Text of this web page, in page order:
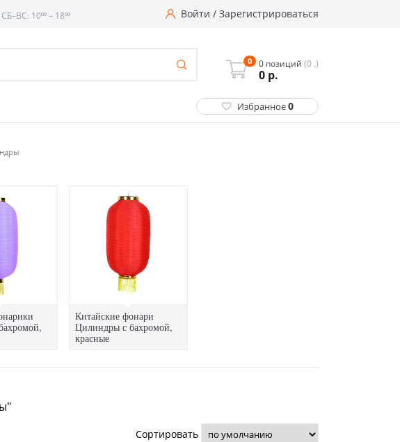
СБ–ВС: 10⁰⁰ – 18⁰⁰ Войти / Зарегистрироваться
0 0 позиций (0 .)
0 р.
Избранное0
Китайские фонари
Цилиндры с бахромой,
красные
Сортировать